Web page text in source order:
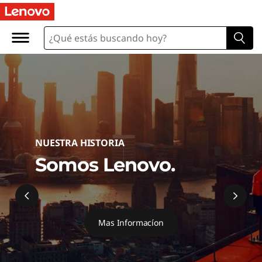
¡
B
i
e
n
e
n
i
d
NUESTRA HISTORIA
Somos Lenovo.
Mas Informacíon